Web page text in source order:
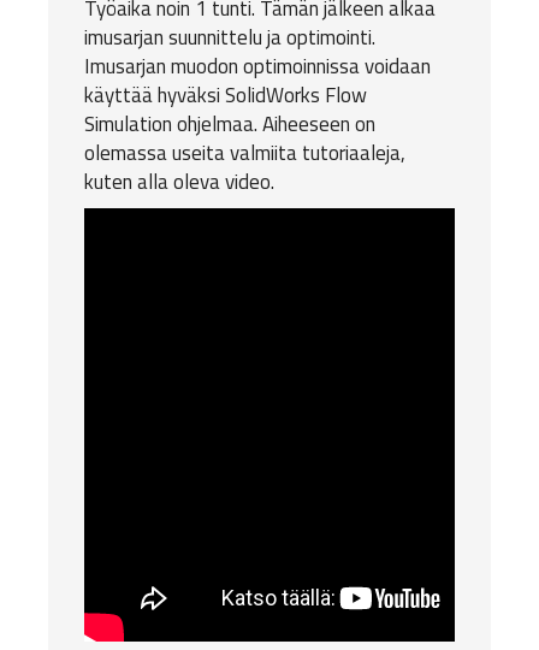
Työaika noin 1 tunti. Tämän jälkeen alkaa
imusarjan suunnittelu ja optimointi.
Imusarjan muodon optimoinnissa voidaan
käyttää hyväksiSolidWorks Flow
Simulationohjelmaa. Aiheeseen on
olemassa useita valmiita tutoriaaleja,
kuten alla oleva video.